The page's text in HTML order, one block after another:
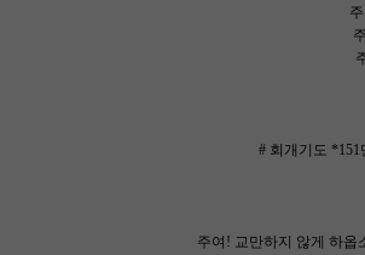
주
# 회개기도 *151
주여! 교만하지 않게 하